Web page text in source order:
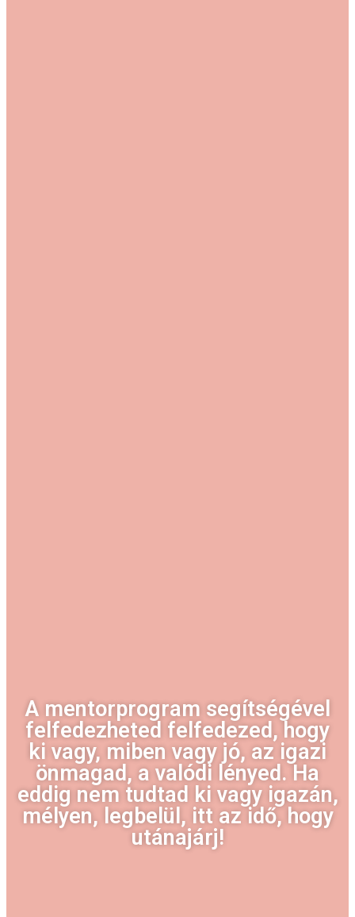
A mentorprogram segítségével
felfedezheted felfedezed, hogy
ki vagy, miben vagy jó, az igazi
önmagad, a valódi lényed. Ha
eddig nem tudtad ki vagy igazán,
mélyen, legbelül, itt az idő, hogy
utánajárj!